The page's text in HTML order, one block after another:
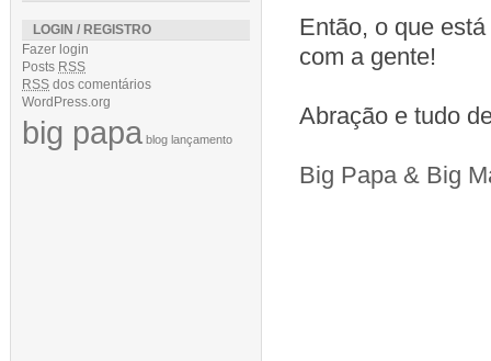
Então, o que
com a gente!
Abração e tudo
Big Papa & Big
LOGIN / REGISTRO
Fazer login
Posts RSS
RSS dos comentários
WordPress.org
big papa blog lançamento